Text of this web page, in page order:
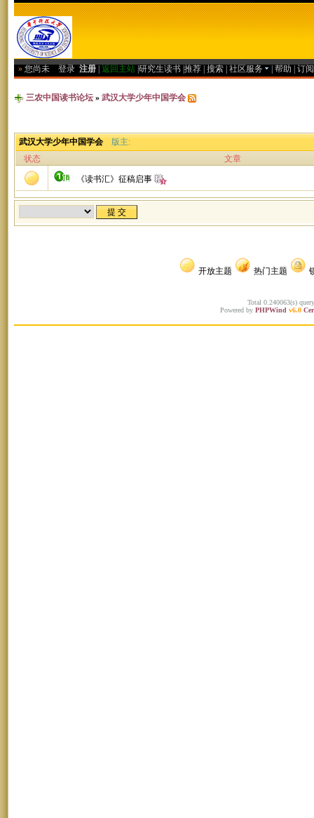
» 您尚未 登录 注册 返回主站 研究生读书 推荐 搜索 社区服务 帮助 订
三农中国读书论坛 » 武汉大学少年中国学会
武汉大学少年中国学会版主:
状态
文章
《读书汇》征稿启事
开放主题 热门主题
Total 0.240063(s)
Powered by PHPWind v6.0